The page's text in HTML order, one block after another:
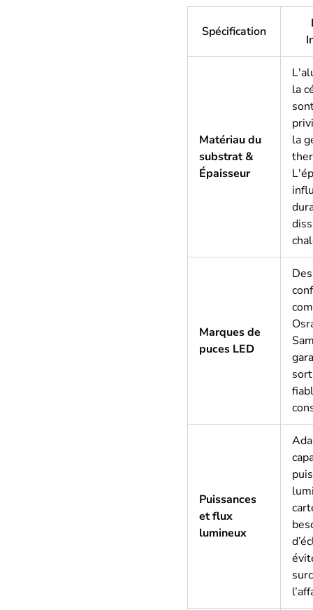
Spécification
Matériau du
substrat &
Épaisseur
la
la
Marques de
puces LED
Puissances
et flux
lumineux